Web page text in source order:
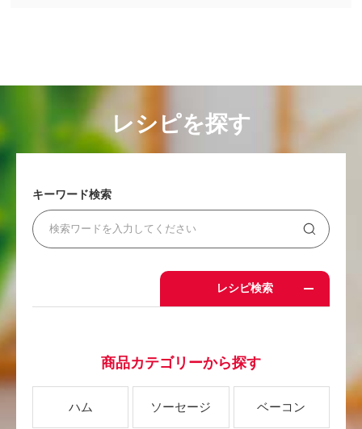
レシピを探す
キーワード検索
レシピ検索
商品カテゴリーから探す
ハム ソーセージ ベーコン